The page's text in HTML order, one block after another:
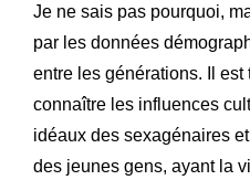
Je ne sais pas pourquoi,
par les données
entre les générations. Il est
connaître les influences
idéaux des sexagénaires
des jeunes gens, ayant la